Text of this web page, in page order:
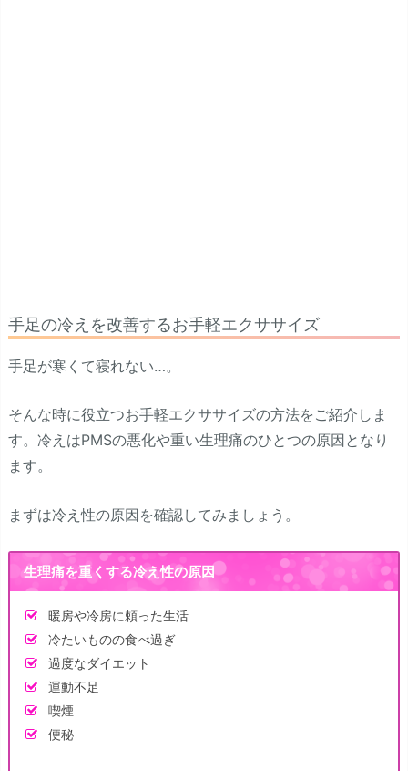
手足の冷えを改善するお手軽エクササイズ
手足が寒くて寝れない…。
そんな時に役立つお手軽エクササイズの方法をご紹介しま
す。冷えはPMSの悪化や重い生理痛のひとつの原因となり
ます。
まずは冷え性の原因を確認してみましょう。
生理痛を重くする冷え性の原因
暖房や冷房に頼った生活
冷たいものの食べ過ぎ
過度なダイエット
運動不足
喫煙
便秘